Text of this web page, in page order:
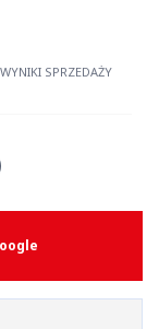
WYNIKI SPRZEDAŻY